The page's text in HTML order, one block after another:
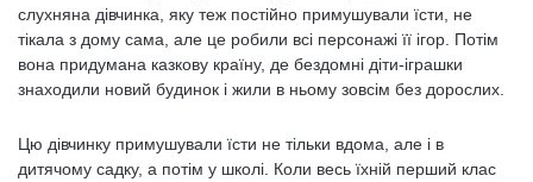
слухняна дівчинка, яку теж постійно примушували їсти, не
тікала з дому сама, але це робили всі персонажі її ігор. Потім
вона придумана казкову країну, де бездомні діти-іграшки
знаходили новий будинок і жили в ньому зовсім без дорослих.
Цю дівчинку примушували їсти не тільки вдома, але і в
дитячому садку, а потім у школі. Коли весь їхній перший клас